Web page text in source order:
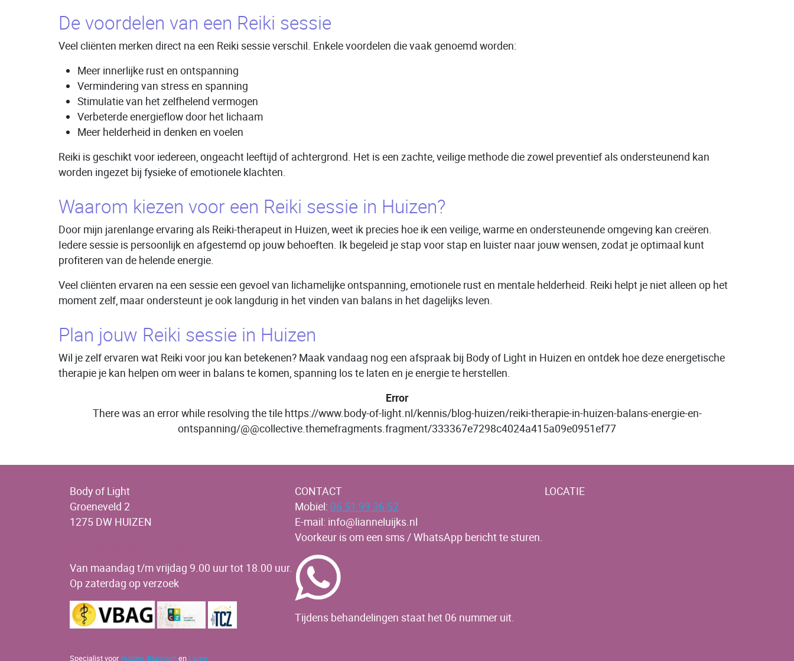
De voordelen van een Reiki sessie
Veel cliënten merken direct na een Reiki sessie verschil. Enkele voordelen die vaak genoemd worden:
Meer innerlijke rust en ontspanning
Vermindering van stress en spanning
Stimulatie van het zelfhelend vermogen
Verbeterde energieflow door het lichaam
Meer helderheid in denken en voelen
Reiki is geschikt voor iedereen, ongeacht leeftijd of achtergrond. Het is een zachte, veilige methode die zowel preventief als ondersteunend kan
worden ingezet bij fysieke of emotionele klachten.
Waarom kiezen voor een Reiki sessie in Huizen?
Door mijn jarenlange ervaring als Reiki-therapeut in Huizen, weet ik precies hoe ik een veilige, warme en ondersteunende omgeving kan creëren.
Iedere sessie is persoonlijk en afgestemd op jouw behoeften. Ik begeleid je stap voor stap en luister naar jouw wensen, zodat je optimaal kunt
profiteren van de helende energie.
Veel cliënten ervaren na een sessie een gevoel van lichamelijke ontspanning, emotionele rust en mentale helderheid. Reiki helpt je niet alleen op het
moment zelf, maar ondersteunt je ook langdurig in het vinden van balans in het dagelijks leven.
Plan jouw Reiki sessie in Huizen
Wil je zelf ervaren wat Reiki voor jou kan betekenen? Maak vandaag nog een afspraak bij Body of Light in Huizen en ontdek hoe deze energetische
therapie je kan helpen om weer in balans te komen, spanning los te laten en je energie te herstellen.
Error
There was an error while resolving the tile https://www.body-of-light.nl/kennis/blog-huizen/reiki-therapie-in-huizen-balans-energie-en-
ontspanning/@@collective.themefragments.fragment/333367e7298c4024a415a09e0951ef77
Body of Light
Groeneveld 2
1275 DW HUIZEN
Van maandag t/m vrijdag 9.00 uur tot 18.00 uur.
Op zaterdag op verzoek
Specialist voor Huizen, Blaricumen Laren
CONTACT
Mobiel: 06 51 99 36 52
E-mail: info@lianneluijks.nl
Voorkeur is om een sms / WhatsApp bericht te sturen.
Tijdens behandelingen staat het 06 nummer uit.
LOCATIE